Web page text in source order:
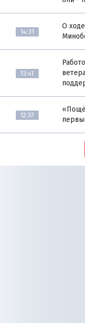
14:31
О
13:41
12:37